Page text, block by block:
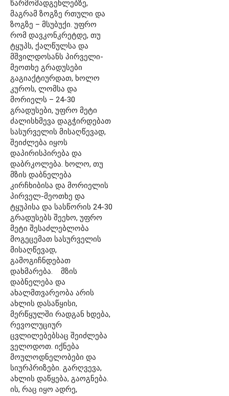
წარმომადგენლებზე,
მაგრამ ზოგზე რთული და
ზოგზე – მსუბუქი. უფრო
რომ დავკონკრეტდე, თუ
ტყუპს, ქალწულსა და
მშვილდოსანს პირველი-
მეოთხე გრადუსები
გაგიაქტიურდათ, ხოლო
კუროს, ლომსა და
მორიელს – 24-30
გრადუსები, უფრო მეტი
ძალისხმევა დაგჭირდებათ
სასურველის მისაღწევად,
შეიძლება იყოს
დაპირისპირება და
დაბრკოლება. ხოლო, თუ
მზის დაბნელება
კირჩხიბისა და მორიელის
პირველ-მეოთხე და
ტყუპისა და სასწორის 24-30
გრადუსებს შეეხო, უფრო
მეტი შესაძლებლობა
მოგეცემათ სასურველის
მისაღწევად,
გამოგიჩნდებათ
დახმარება. მზის
დაბნელება და
ახალმთვარეობა არის
ახლის დასაწყისი,
მერწყულში რადგან ხდება,
რევოლუციურ
ცვლილებებსაც შეიძლება
ველოდოთ. იქნება
მოულოდნელობები და
სიურპრიზები. გარღვევა,
ახლის დაწყება, გაოგნება.
ის, რაც იყო ადრე,